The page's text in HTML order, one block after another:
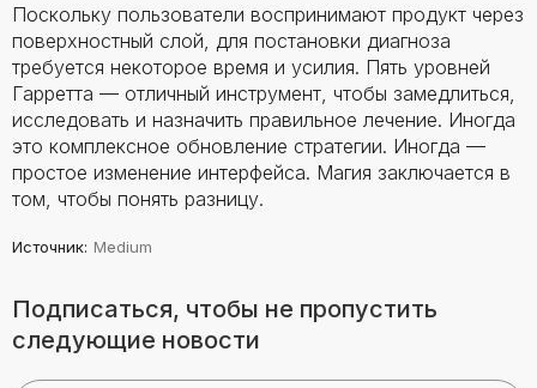
Поскольку пользователи воспринимают продукт через
поверхностный слой, для постановки диагноза
требуется некоторое время и усилия. Пять уровней
Гарретта — отличный инструмент, чтобы замедлиться,
исследовать и назначить правильное лечение. Иногда
это комплексное обновление стратегии. Иногда —
простое изменение интерфейса. Магия заключается в
том, чтобы понять разницу.
Источник: Medium
Подписаться, чтобы не пропустить
следующие новости